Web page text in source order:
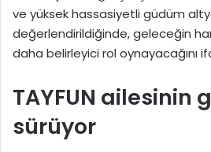
ve yüksek hassasiyetli güdüm
değerlendirildiğinde, geleceğin
daha belirleyici rol oynayacağını
TAYFUN ailesinin
sürüyor